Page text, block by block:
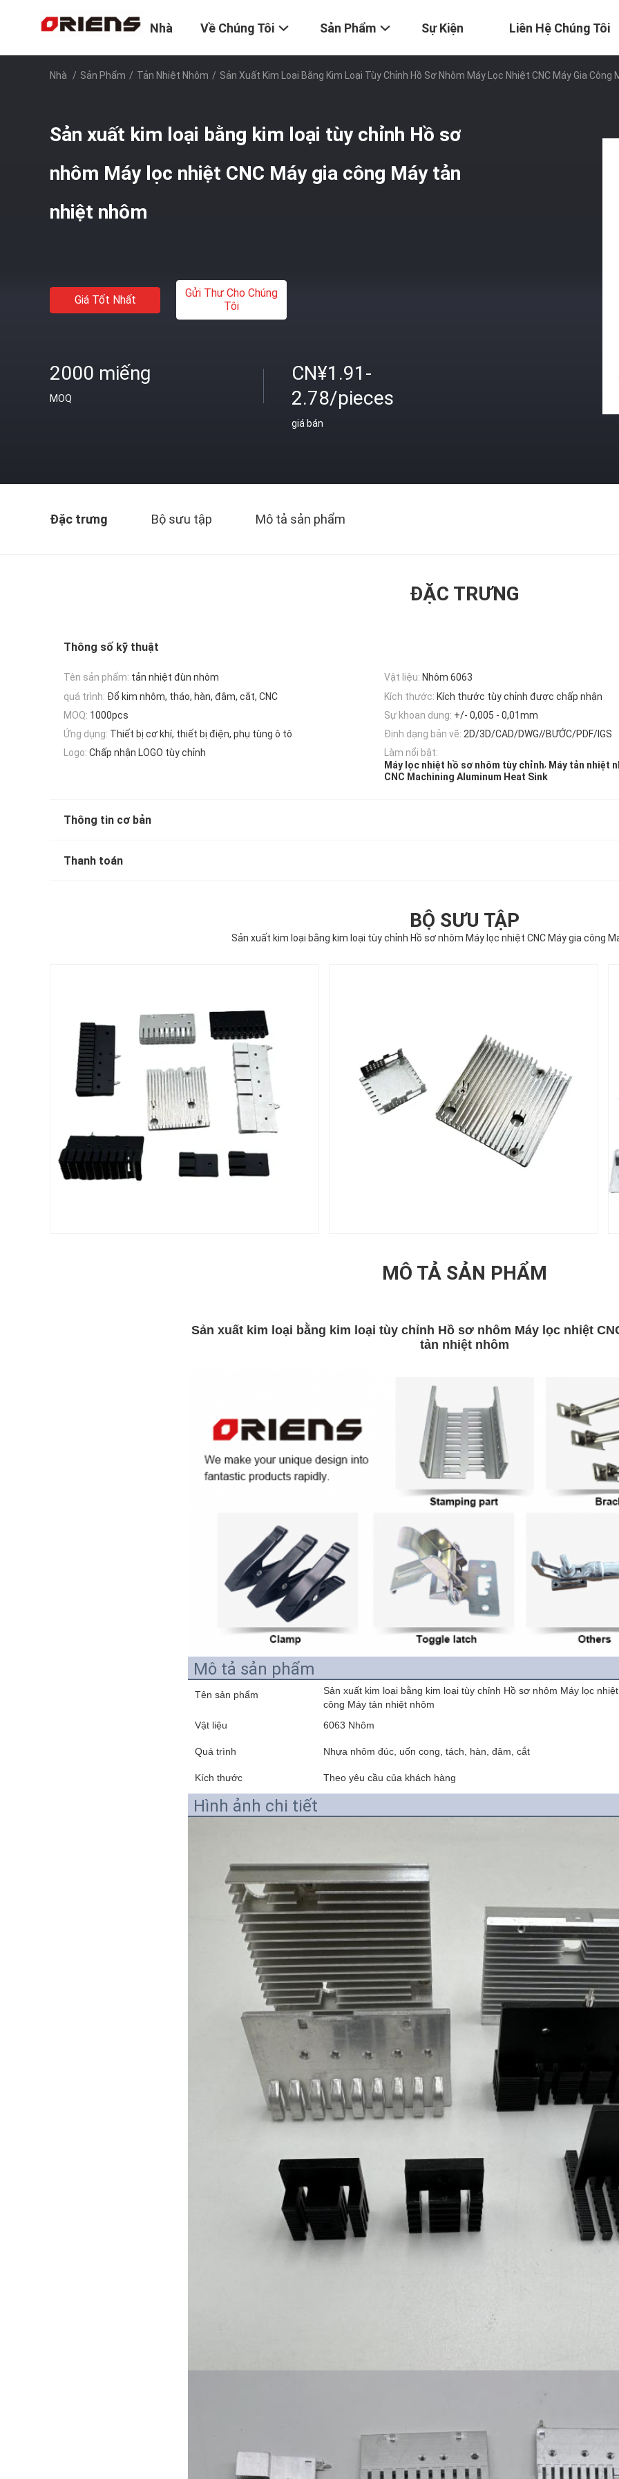
Nhà Về Chúng Tôi Sản Phẩm Sự Kiện Liên Hệ Chúng Tôi
Nhà / Sản Phẩm / Tản Nhiệt Nhôm / Sản Xuất Kim Loại Bằng Kim Loại Tùy Chỉnh Hồ Sơ Nhôm Máy Lọc Nhiệt CNC Máy Gia Công
Sản xuất kim loại bằng kim loại tùy chỉnh Hồ sơ
nhôm Máy lọc nhiệt CNC Máy gia công Máy tản
nhiệt nhôm
Giá Tốt Nhất
Gửi Thư Cho Chúng
Tôi
2000 miếng
MOQ
CN¥1.91-
2.78/pieces
giá bán
Đặc trưng Bộ sưu tập Mô tả sản phẩm
ĐẶC TRƯNG
Thông số kỹ thuật
Tên sản phẩm: tản nhiệt đùn nhôm Vật liệu: Nhôm 6063
quá trình: Đổ kim nhôm, tháo, hàn, đâm, cắt, CNC Kích thước: Kích thước tùy chỉnh được chấp nhận
MOQ: 1000pcs Sự khoan dung: +/- 0,005 - 0,01mm
Ứng dụng: Thiết bị cơ khí, thiết bị điện, phụ tùng ô tô Định dạng bản vẽ: 2D/3D/CAD/DWG//BƯỚC/PDF/IGS
Logo: Chấp nhận LOGO tùy chỉnh
Làm nổi bật:
Máy lọc nhiệt hồ sơ nhôm tùy chỉnh, Máy tản nhiệt
CNC Machining Aluminum Heat Sink
Thông tin cơ bản
Thanh toán
BỘ SƯU TẬP
Sản xuất kim loại bằng kim loại tùy chỉnh Hồ sơ nhôm Máy lọc nhiệt CNC Máy gia công
MÔ TẢ SẢN PHẨM
Sản xuất kim loại bằng kim loại tùy chỉnh Hồ sơ nhôm Máy lọc nhiệt
tản nhiệt nhôm
Mô tả sản phẩm
Tên sản phẩm
Sản xuất kim loại bằng kim loại tùy chỉnh Hồ sơ nhôm Máy lọc
công Máy tản nhiệt nhôm
Vật liệu
6063 Nhôm
Quá trình Nhựa nhôm đúc, uốn cong, tách, hàn, đâm, cắt
Kích thước Theo yêu cầu của khách hàng
Hình ảnh chi tiết